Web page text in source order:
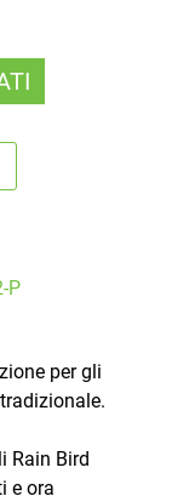
P
per gli
Rain Bird
e ora